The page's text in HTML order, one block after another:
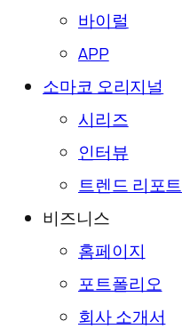
바이럴
APP
소마코 오리지널
시리즈
인터뷰
트렌드 리포트
비즈니스
홈페이지
포트폴리오
회사 소개서